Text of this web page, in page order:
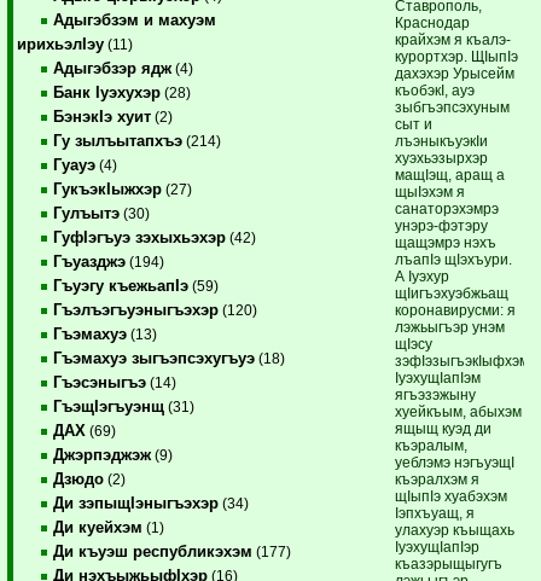
Адыгэбзэм и махуэм
ирихьэлIэу (11)
Адыгэбзэр ядж (4)
Банк Iуэхухэр (28)
БэнэкIэ хуит (2)
Гу зылъытапхъэ (214)
Гуауэ (4)
ГукъэкIыжхэр (27)
Гулъытэ (30)
ГуфIэгъуэ зэхыхьэхэр (42)
Гъуазджэ (194)
Гъуэгу къежьапIэ (59)
Гъэлъэгъуэныгъэхэр (120)
Гъэмахуэ (13)
Гъэмахуэ зыгъэпсэхугъуэ (18)
Гъэсэныгъэ (14)
ГъэщIэгъуэнщ (31)
ДАХ (69)
Джэрпэджэж (9)
Дзюдо (2)
Ди зэпыщIэныгъэхэр (34)
Ди куейхэм (1)
Ди къуэш республикэхэм (177)
Ди нэхъыжьыфIхэр (16)
Ставрополь,
Краснодар
крайхэм я къалэ-
курортхэр. ЩIыпIэ
дахэхэр Урысейм
къобэкI, ауэ
зыбгъэпсэхуным
сыт и
лъэныкъуэкIи
хуэхьэзырхэр
мащIэщ, аращ а
щыIэхэм я
санаторэхэмрэ
унэрэ-фэтэру
щащэмрэ нэхъ
лъапIэ щIэхъури.
А Iуэхур
щIигъэхуэбжьащ
коронавирусми: я
лэжьыгъэр унэм
щIэсу
зэфIэзыгъэкIыфхэм
IуэхущIапIэм
ягъэзэжыну
хуейкъым, абыхэм
ящыщ куэд ди
къэралым,
уеблэмэ нэгъуэщI
къэралхэм я
щIыпIэ хуабэхэм
Iэпхъуащ, я
улахуэр къыщахь
IуэхущIапIэр
къазэрыщыгугъ